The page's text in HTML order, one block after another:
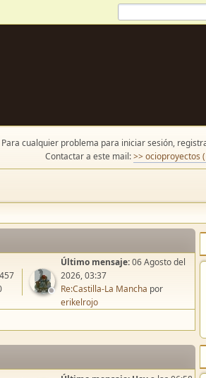
Para cualquier problema para iniciar sesión,
Contactar a este mail:>> ocioproyectos
Último mensaje:06 Agosto del
2026, 03:37
Re:Castilla-La Mancha por
erikelrojo